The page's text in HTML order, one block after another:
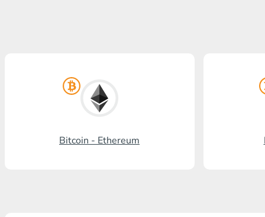
Promsvyazbank
Rus standardı
Bitcoin - Ethereum